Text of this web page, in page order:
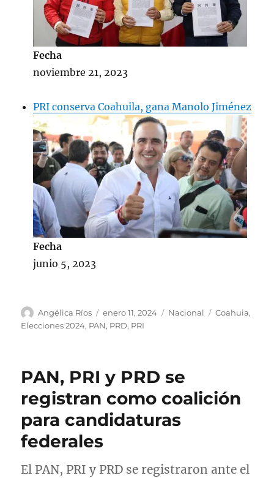
Fecha
noviembre 21, 2023
PRI conserva Coahuila, gana Manolo Jiménez
Fecha
junio 5, 2023
A
u
Angélica Ríos
P
u
c
a
d
o
e
l
enero 11, 2024
C
o
í
a
s
Nacional
E
t
a
Coahuia,
Elecciones 2024, PAN, PRD, PRI
PAN, PRI y PRD se
registran como coalición
para candidaturas
federales
El PAN, PRI y PRD se registraron ante el